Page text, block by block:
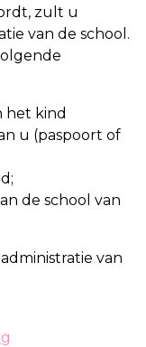
zult u
van de school.
het kind
u (paspoort of
de school van
van